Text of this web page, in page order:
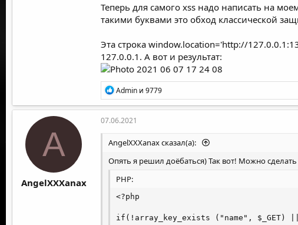
Круто, да? но что нам дают
А теперь поговорим про
alert(document.cookie);
при вводе этого, мы
JavaScript:
document.cookie = "user=John";
alert(document.cookie);
// специальные символы (пробелы),
Теперь для самого xss надо написать на
такими буквами это обход классической
Эта строка window.location='http://
127.0.0.1. А вот и результат:
Р
е
а
к
и
Admin и 9779
A
AngelXXXanax
07.06.2021
AngelXXXanax сказал(а):
Опять я решил доёбаться) Так вот! Можно
PHP:
<?php
if(!array_key_exists ("name", $_GET)